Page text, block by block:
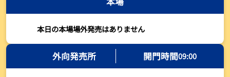
【ボートレース】荒木颯斗が地元勢でただ１人優出果たす「地元で
初優勝したい」／常滑 - 日刊スポーツ
2026年08月03日
本日の本場場外発売はありません
外向発売所 開門時間09:00